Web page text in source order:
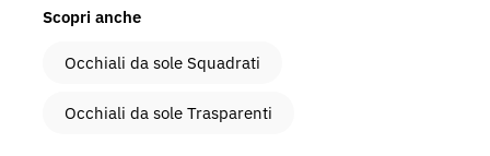
Scopri anche
Occhiali da sole Squadrati
Occhiali da sole Trasparenti